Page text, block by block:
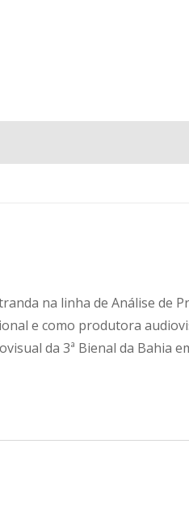
na linha de Análise de
e como produtora
da 3ª Bienal da Bahia